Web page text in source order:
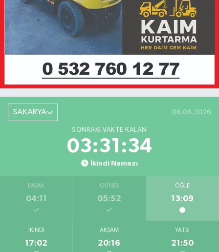
SAKARYA 06.08.2026
SONRAKI VAKTE KALAN
03:31:34
İkindi Namazı
İMSAK
04:11
GÜNEŞ
05:52
ÖĞLE
13:09
İKINDI
17:02
AKŞAM
20:16
YATSI
21:50